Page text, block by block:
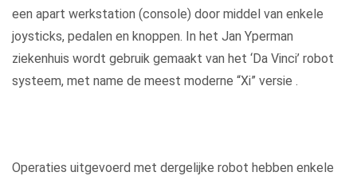
een apart werkstation (console) door middel van enkele
joysticks, pedalen en knoppen. In het Jan Yperman
ziekenhuis wordt gebruik gemaakt van het ‘Da Vinci’ robot
systeem, met name de meest moderne “Xi” versie .
Operaties uitgevoerd met dergelijke robot hebben enkele